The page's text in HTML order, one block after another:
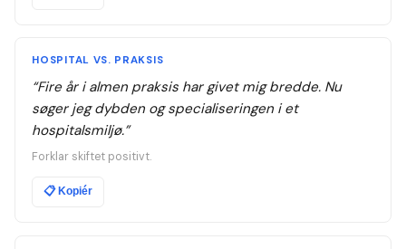
HOSPITAL VS. PRAKSIS
“Fire år i almen praksis har givet mig bredde. Nu
søger jeg dybden og specialiseringen i et
hospitalsmiljø.”
Forklar skiftet positivt.
📋Kopiér